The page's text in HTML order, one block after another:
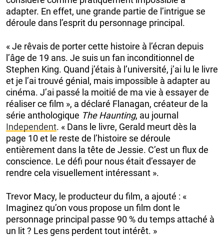
adapter. En effet, une grande partie de l’intrigue se
déroule dans l’esprit du personnage principal.
« Je rêvais de porter cette histoire à l’écran depuis
l’âge de 19 ans. Je suis un fan inconditionnel de
Stephen King. Quand j’étais à l’université, j’ai lu le livre
et je l’ai trouvé génial, mais impossible à adapter au
cinéma. J’ai passé la moitié de ma vie à essayer de
réaliser ce film », a déclaré Flanagan, créateur de la
série anthologique The Haunting, au journal
Independent. « Dans le livre, Gerald meurt dès la
page 10 et le reste de l’histoire se déroule
entièrement dans la tête de Jessie. C’est un flux de
conscience. Le défi pour nous était d’essayer de
rendre cela visuellement intéressant ».
Trevor Macy, le producteur du film, a ajouté : «
Imaginez qu’on vous propose un film dont le
personnage principal passe 90 % du temps attaché à
un lit ? Les gens perdent tout intérêt. »